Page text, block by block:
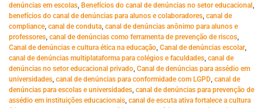
denúncias em escolas, Benefícios do canal de denúncias no setor educacional ,
benefícios do canal de denúncias para alunos e colaboradores, canal de
compliance, canal de conduta, canal de denúncias anônimo para alunos e
professores, canal de denúncias como ferramenta de prevenção de riscos,
Canal de denúncias e cultura ética na educação, Canal de denúncias escolar,
canal de denúncias multiplataforma para colégios e faculdades, canal de
denúncias no setor educacional privado, Canal de denúncias para assédio em
universidades, canal de denúncias para conformidade com LGPD, canal de
denúncias para escolas e universidades, canal de denúncias para prevenção de
assédio em instituições educacionais, canal de escuta ativa fortalece a cultura